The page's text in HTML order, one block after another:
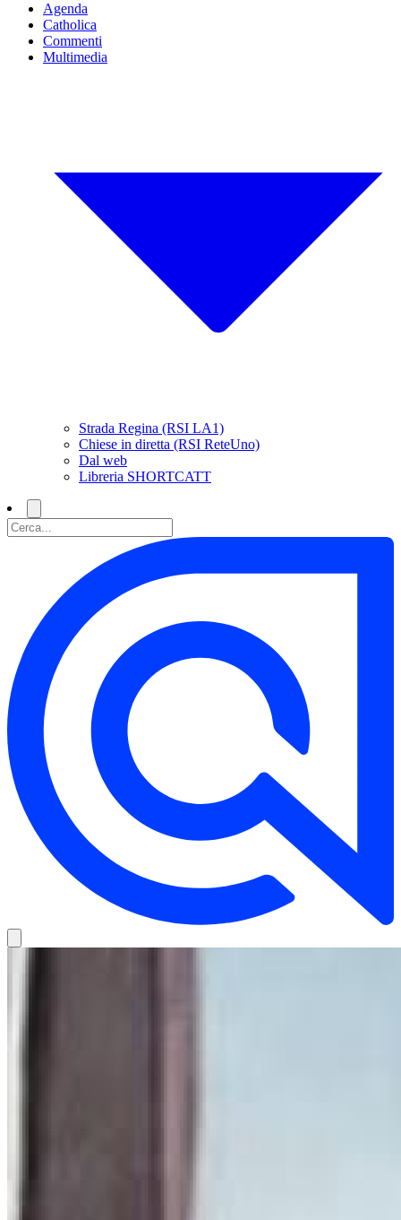
Agenda
Catholica
Commenti
Multimedia
Strada Regina (RSI LA1)
Chiese in diretta (RSI ReteUno)
Dal web
Libreria SHORTCATT